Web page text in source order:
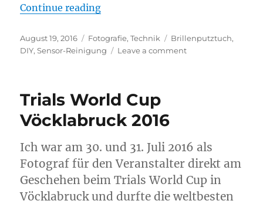
Continue reading“Sensor-Reinigung mit
Posted
on
August 19, 2016 Categories
Fotografie,Technik Tags
Brillenputztuch,
DIY,Sensor-Reinigung Leave a commenton
Trials World Cup
Vöcklabruck 2016
Ich war am 30. und 31. Juli 2016 als
Fotograf für den Veranstalter direkt am
Geschehen beim Trials World Cup in
Vöcklabruck und durfte die weltbesten